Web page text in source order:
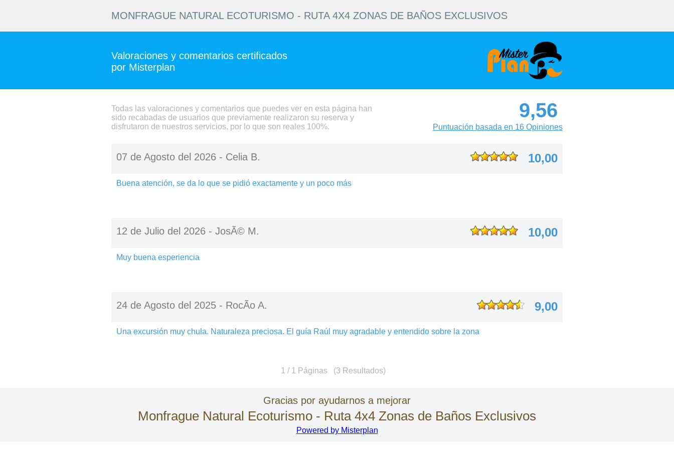
MONFRAGUE NATURAL ECOTURISMO - RUTA 4X4 ZONAS DE BAÑOS EXCLUSIVOS
Valoraciones y comentarios certificados
por Misterplan
Todas las valoraciones y comentarios que puedes ver en esta página han
sido recabadas de usuarios que previamente realizaron su reserva y
disfrutaron de nuestros servicios, por lo que son reales 100%.
9,56
Puntuación basada en 16 Opiniones
07 de Agosto del 2026 - Celia B. 10,00
Buena atención, se da lo que se pidió exactamente y un poco más
12 de Julio del 2026 - JosÃ© M. 10,00
Muy buena esperiencia
24 de Agosto del 2025 - RocÃ­o A. 9,00
Una excursión muy chula. Naturaleza preciosa. El guía Raúl muy agradable y entendido sobre la zona
1 / 1 Páginas (3 Resultados)
Gracias por ayudarnos a mejorar
Monfrague Natural Ecoturismo - Ruta 4x4 Zonas de Baños Exclusivos
Powered by Misterplan